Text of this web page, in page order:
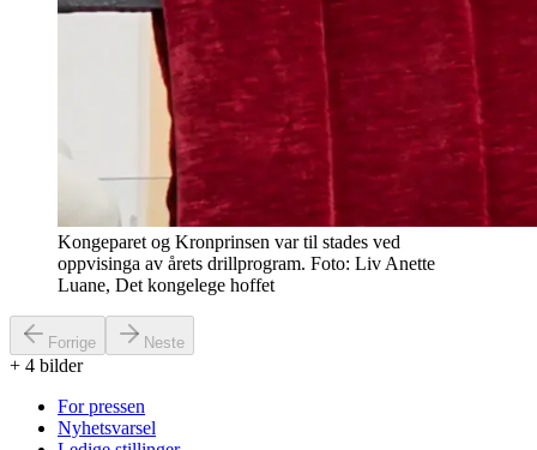
Kongeparet og Kronprinsen var til stades ved
oppvisinga av årets drillprogram. Foto: Liv Anette
Luane, Det kongelege hoffet
Forrige Neste
+ 4 bilder
For pressen
Nyhetsvarsel